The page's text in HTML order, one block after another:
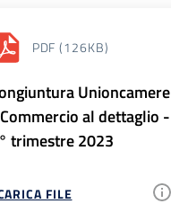
PDF (126KB)
Unioncamere
al dettaglio -
trimestre 2023
FILE